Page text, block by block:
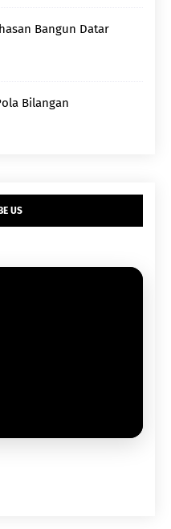
Bangun Datar
Bilangan
US